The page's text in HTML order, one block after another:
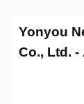
Yonyou
Co., Ltd.